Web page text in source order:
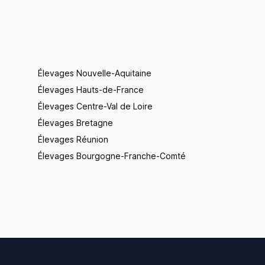
Élevages Nouvelle-Aquitaine
Élevages Hauts-de-France
Élevages Centre-Val de Loire
Élevages Bretagne
Élevages Réunion
Élevages Bourgogne-Franche-Comté